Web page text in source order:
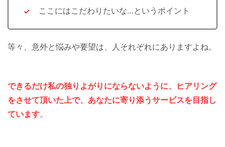
ここにはこだわりたいな…というポイント
等々、意外と悩みや要望は、人それぞれにありますよね。
できるだけ私の独りよがりにならないように、ヒアリング
をさせて頂いた上で、あなたに寄り添うサービスを目指し
ています。